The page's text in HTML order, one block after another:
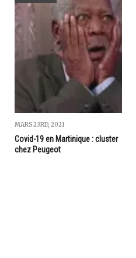
MARS 23RD, 2021
Covid-19 en Martinique : cluster
chez Peugeot